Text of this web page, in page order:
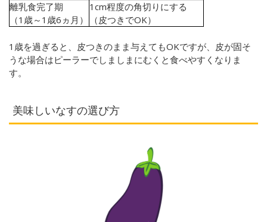
離乳食完了期
（1 歳～ 1 歳6 ヵ月）
1cm程度の角切りにする
（皮つきでOK）
1歳を過ぎると、皮つきのまま与えてもOKですが、皮が固そ
うな場合はピーラーでしましまにむくと食べやすくなりま
す。
美味しいなすの選び方